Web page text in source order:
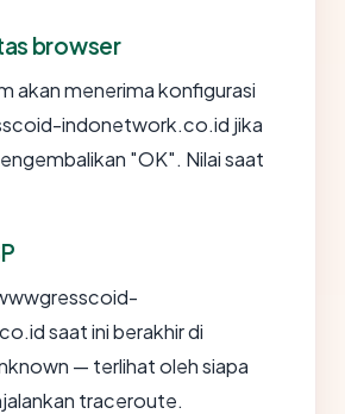
browser
akan menerima konfigurasi
indonetwork.co.id jika
"OK". Nilai saat
saat ini berakhir di
— terlihat oleh siapa
traceroute.